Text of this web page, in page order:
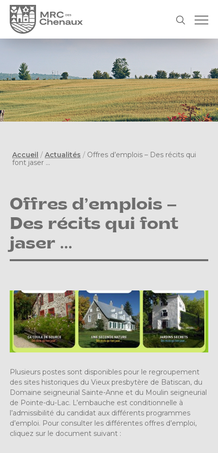
Accueil / Actualités / Offres d’emplois – Des récits qui
font jaser …
Offres d’emplois –
Des récits qui font
jaser …
Plusieurs postes sont disponibles pour le regroupement
des sites historiques du Vieux presbytère de Batiscan, du
Domaine seigneurial Sainte-Anne et du Moulin seigneurial
de Pointe-du-Lac. L’embauche est conditionnelle à
l’admissibilité du candidat aux différents programmes
d’emploi. Pour consulter les différentes offres d’emploi,
cliquez sur le document suivant :